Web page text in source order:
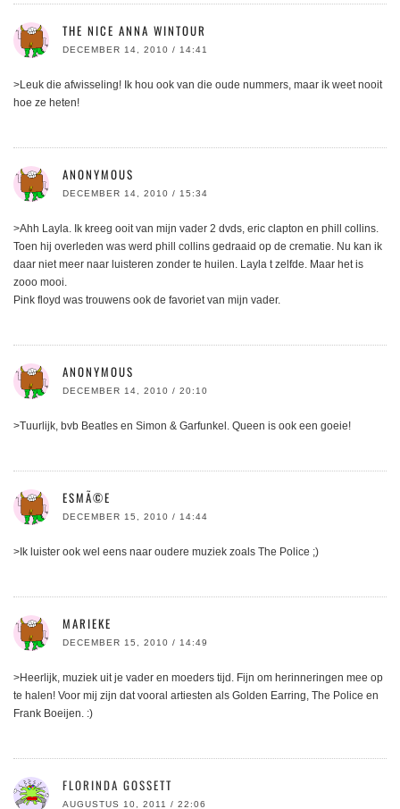
THE NICE ANNA WINTOUR
DECEMBER 14, 2010 / 14:41
>Leuk die afwisseling! Ik hou ook van die oude nummers, maar ik weet nooit
hoe ze heten!
ANONYMOUS
DECEMBER 14, 2010 / 15:34
>Ahh Layla. Ik kreeg ooit van mijn vader 2 dvds, eric clapton en phill collins.
Toen hij overleden was werd phill collins gedraaid op de crematie. Nu kan ik
daar niet meer naar luisteren zonder te huilen. Layla t zelfde. Maar het is
zooo mooi.
Pink floyd was trouwens ook de favoriet van mijn vader.
ANONYMOUS
DECEMBER 14, 2010 / 20:10
>Tuurlijk, bvb Beatles en Simon & Garfunkel. Queen is ook een goeie!
ESMÃ©E
DECEMBER 15, 2010 / 14:44
>Ik luister ook wel eens naar oudere muziek zoals The Police ;)
MARIEKE
DECEMBER 15, 2010 / 14:49
>Heerlijk, muziek uit je vader en moeders tijd. Fijn om herinneringen mee op
te halen! Voor mij zijn dat vooral artiesten als Golden Earring, The Police en
Frank Boeijen. :)
FLORINDA GOSSETT
AUGUSTUS 10, 2011 / 22:06